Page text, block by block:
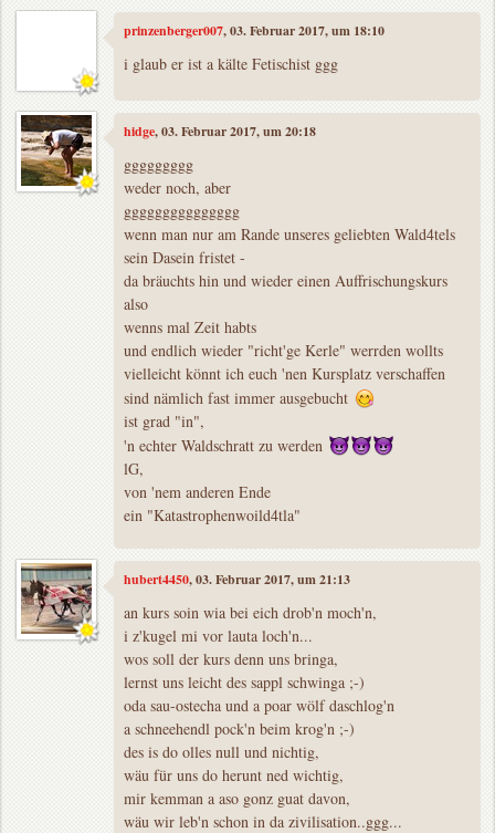
prinzenberger007, 03. Februar 2017, um 18:10
i glaub er ist a kälte Fetischist ggg
hidge, 03. Februar 2017, um 20:18
ggggggggg
weder noch, aber
ggggggggggggggg
wenn man nur am Rande unseres geliebten Wald4tels
sein Dasein fristet -
da bräuchts hin und wieder einen Auffrischungskurs
also
wenns mal Zeit habts
und endlich wieder "richt'ge Kerle" werrden wollts
vielleicht könnt ich euch 'nen Kursplatz verschaffen
sind nämlich fast immer ausgebucht
ist grad "in",
'n echter Waldschratt zu werden
lG,
von 'nem anderen Ende
ein "Katastrophenwoild4tla"
hubert4450, 03. Februar 2017, um 21:13
an kurs soin wia bei eich drob'n moch'n,
i z'kugel mi vor lauta loch'n...
wos soll der kurs denn uns bringa,
lernst uns leicht des sappl schwinga ;-)
oda sau-ostecha und a poar wölf daschlog'n
a schneehendl pock'n beim krog'n ;-)
des is do olles null und nichtig,
wäu für uns do herunt ned wichtig,
mir kemman a aso gonz guat davon,
wäu wir leb'n schon in da zivilisation..ggg...